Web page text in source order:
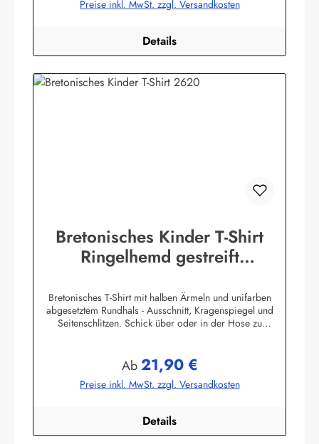
Preise inkl. MwSt. zzgl. Versandkosten
Details
Bretonisches Kinder T-Shirt
Ringelhemd gestreift
Bretonisches T-Shirt mit halben Ärmeln und unifarben
abgesetztem Rundhals - Ausschnitt, Kragenspiegel und
Seitenschlitzen. Schick über oder in der Hose zu
Farbtabelle:Herstellerinformationen:AS Bekleidungswerk
GmbHHeglitzer Str. 1226409 Wittmundinfo@modas-
bekleidung.de
Regulärer Preis:
Ab21,90 €
Preise inkl. MwSt. zzgl. Versandkosten
Details